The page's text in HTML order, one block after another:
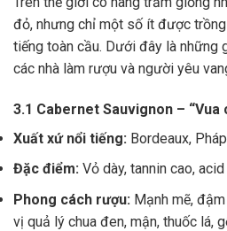
đỏ, nhưng chỉ một số ít được
tiếng toàn cầu. Dưới đây là những
các nhà làm rượu và người yêu
3.1 Cabernet Sauvignon – “Vua
Xuất xứ nổi tiếng: Bordeaux,
Đặc điểm: Vỏ dày, tannin cao,
Phong cách rượu: Mạnh mẽ,
vị quả lý chua đen, mận, thuốc lá,